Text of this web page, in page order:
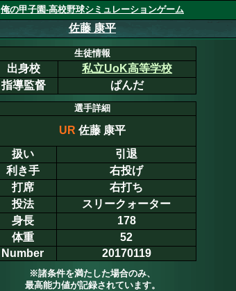
俺の甲子園-高校野球シミュレーションゲーム
佐藤 康平
生徒情報
出身校
私立UoK高等学校
指導監督
ぱんだ
選手詳細
UR 佐藤 康平
扱い
引退
利き手
右投げ
打席
右打ち
投法
スリークォーター
身長
178
体重
52
Number
20170119
※諸条件を満たした場合のみ、
最高能力値が記録されています。